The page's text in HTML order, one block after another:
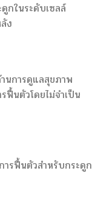
กในระดับเซลล์
ง
นการดูแลสุขภาพ
ฟื้นตัวโดยไม่จำเป็น
ารฟื้นตัวสำหรับกระดูก